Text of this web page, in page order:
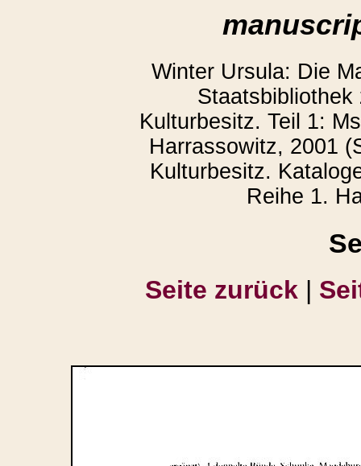
Winter Ursula: Die
Kulturbesitz. Teil 1:
Harrassowitz, 2001
Kulturbesitz.
Reihe 1.
Seite zurück |